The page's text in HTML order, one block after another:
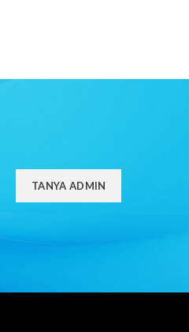
TANYA ADMIN